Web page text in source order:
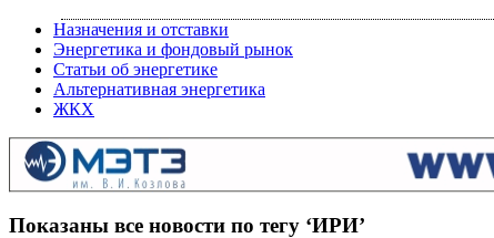
Назначения и отставки
Энергетика и фондовый рынок
Статьи об энергетике
Альтернативная энергетика
ЖКХ
Показаны все новости по тегу ‘ИРИ’